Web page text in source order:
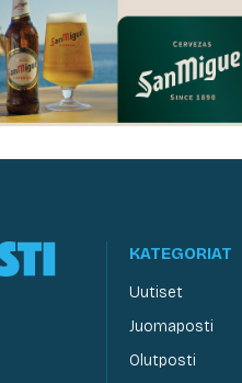
KATEGORIAT
Uutiset
Juomaposti
Olutposti